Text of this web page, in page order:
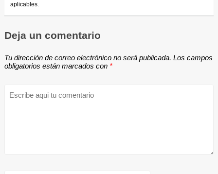
aplicables.
Deja un comentario
Tu dirección de correo electrónico no será publicada. Los campos
obligatorios están marcados con *